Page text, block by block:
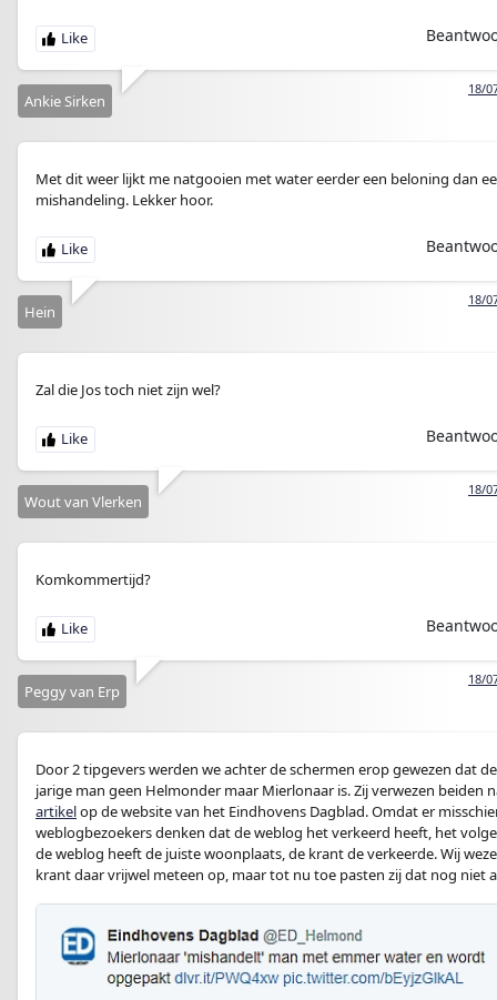
18/
Ankie Sirken
Met dit weer lijkt me natgooien met water eerder een beloning dan
mishandeling. Lekker hoor.
18/
Hein
Zal die Jos toch niet zijn wel?
18/
Wout van Vlerken
Komkommertijd?
18/
Peggy van Erp
Door 2 tipgevers werden we achter de schermen erop gewezen dat
jarige man geen Helmonder maar Mierlonaar is. Zij verwezen beiden
artikelop de website van het Eindhovens Dagblad. Omdat er
weblogbezoekers denken dat de weblog het verkeerd heeft, het
de weblog heeft de juiste woonplaats, de krant de verkeerde. Wij
krant daar vrijwel meteen op, maar tot nu toe pasten zij dat nog niet